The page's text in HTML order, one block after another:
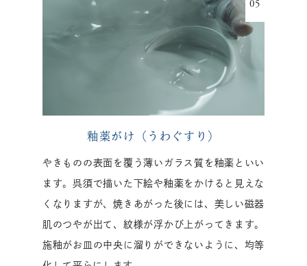
釉薬がけ（うわぐすり）
やきものの表面を覆う薄いガラス質を釉薬といい
ます。呉須で描いた下絵や釉薬をかけると見えな
くなりますが、焼きあがった後には、美しい磁器
肌のつやが出て、紋様が浮かび上がってきます。
施釉がお皿の中央に溜りができないように、均等